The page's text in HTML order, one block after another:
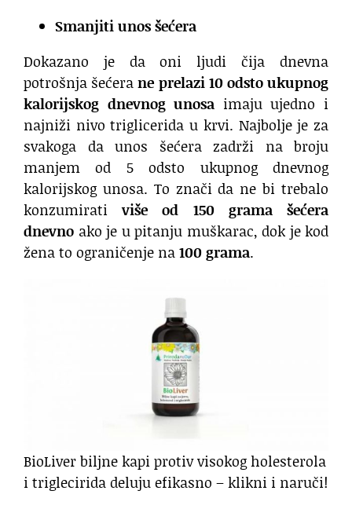
Smanjiti unos šećera
Dokazano je da oni ljudi čija dnevna
potrošnja šećerane prelazi 10 odsto ukupnog
kalorijskog dnevnog unosa imaju ujedno i
najniži nivo triglicerida u krvi. Najbolje je za
svakoga da unos šećera zadrži na broju
manjem od 5 odsto ukupnog dnevnog
kalorijskog unosa. To znači da ne bi trebalo
konzumirativiše od 150 grama šećera
dnevno ako je u pitanju muškarac, dok je kod
žena to ograničenje na100 grama.
BioLiver biljne kapi protiv visokog holesterola
i triglecirida deluju efikasno – klikni i naruči!